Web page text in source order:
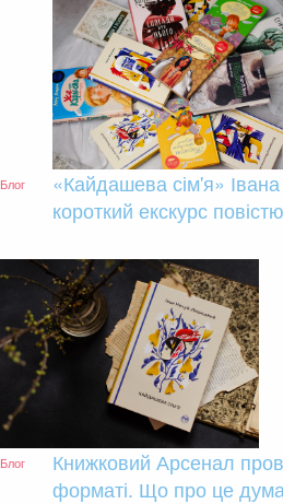
Блог
«Кайдашева сім'я»
короткий екскурс повістю
Блог
Книжковий Арсенал
форматі. Що про це